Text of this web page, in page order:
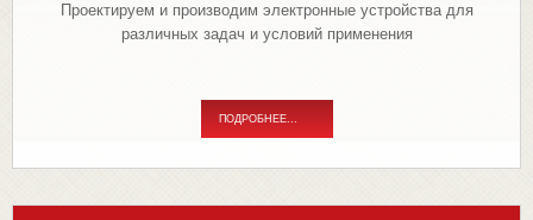
Проектируем и производим электронные устройства для
различных задач и условий применения
ПОДРОБНЕЕ...